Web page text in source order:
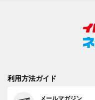
利用方法ガイド
メールマガジン